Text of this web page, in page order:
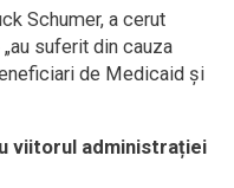
Schumer, a cerut
suferit din cauza
de Medicaid și
viitorul administrației